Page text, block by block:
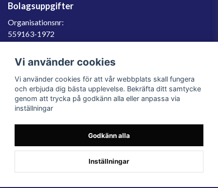
Bolagsuppgifter
Organisationsnr:
559163-1972
SE559163197201
060-566 800
info@filter.se
559163-1972
© 2023 Filter.se, All rights reserved.
Vi använder cookies
Vi använder cookies för att vår webbplats skall fungera
och erbjuda dig bästa upplevelse. Bekräfta ditt samtycke
genom att trycka på godkänn alla eller anpassa via
inställningar
Godkänn alla
Inställningar